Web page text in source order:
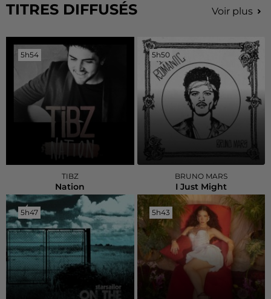
TITRES DIFFUSÉS Voir plus
5h54
5h54
TIBZ
Nation
5h50
5h50
BRUNO MARS
I Just Might
5h47
5h47 5h43
5h43